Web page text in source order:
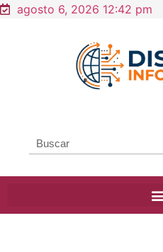
agosto 6, 2026 12:42 pm